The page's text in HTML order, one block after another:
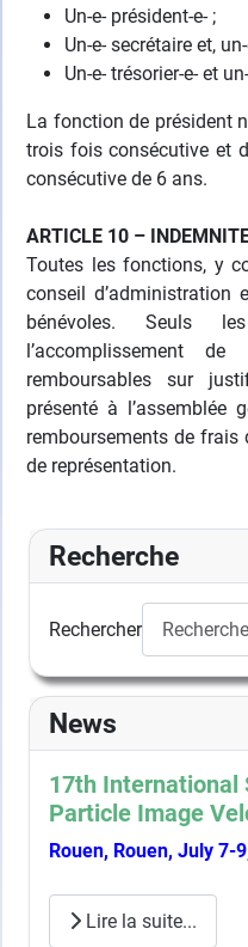
Un-e- président-e- ;
Un-e- secrétaire et,
Un-e- trésorier-e- et
La fonction de président
trois fois consécutive et
consécutive de 6 ans.
ARTICLE 10 –
Toutes les fonctions, y
conseil d’administration
bénévoles. Seuls
l’accomplissement
remboursables sur
présenté à l’assemblée
remboursements de frais
de représentation.
Recherche
Rechercher
News
17th International
Particle Image
Rouen, Rouen, July 7-
Lire la suite...